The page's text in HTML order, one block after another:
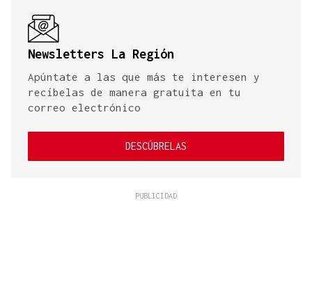
Newsletters La Región
Apúntate a las que más te interesen y
recíbelas de manera gratuita en tu
correo electrónico
DESCÚBRELAS